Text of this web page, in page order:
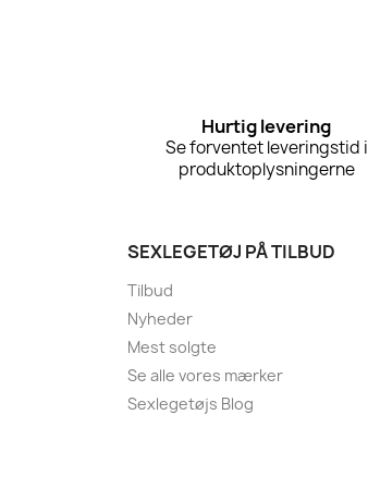
Hurtig levering
Se forventet leveringstid i
produktoplysningerne
SEXLEGETØJ PÅ TILBUD
Tilbud
Nyheder
Mest solgte
Se alle vores mærker
Sexlegetøjs Blog